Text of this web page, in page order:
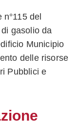
del
gasolio da
Municipio
delle risorse
Pubblici e